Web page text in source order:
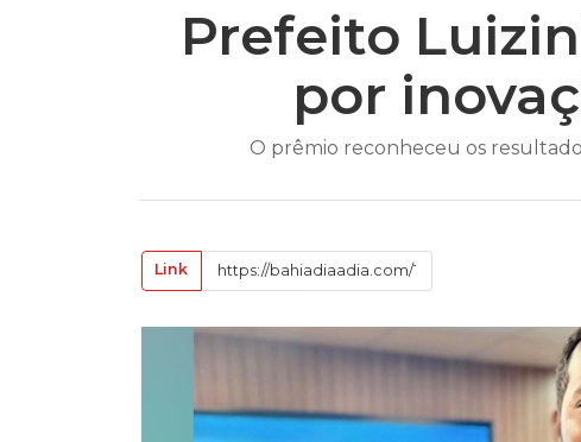
Prefeito
por
O prêmio reconheceu os
Link